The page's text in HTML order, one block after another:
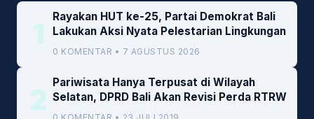
1
Rayakan HUT ke-25, Partai Demokrat Bali
Lakukan Aksi Nyata Pelestarian Lingkungan
0 KOMENTAR • 7 AGUSTUS 2026
2
Pariwisata Hanya Terpusat di Wilayah
Selatan, DPRD Bali Akan Revisi Perda RTRW